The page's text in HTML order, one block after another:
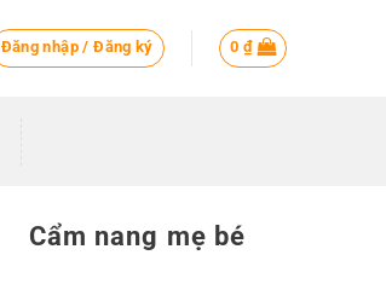
Đăng nhập / Đăng ký 0 ₫
Cẩm nang mẹ bé